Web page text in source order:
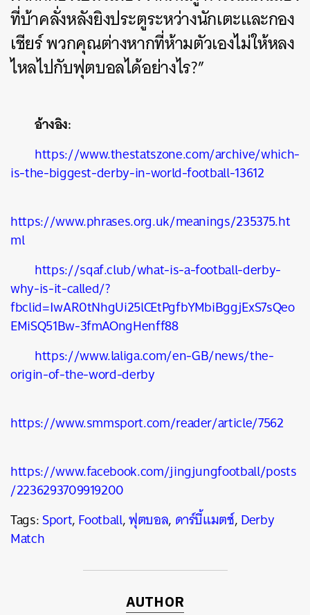
ที่บ้าคลั่งหลังยิงประตูระหว่างนักเตะและกอง
เชียร์พวกคุณต่างหากที่ห้ามตัวเองไม่ให้หลง
ไหลไปกับฟุตบอลได้อย่างไร?”
อ้างอิง:
https://www.thestatszone.com/archive/which-
is-the-biggest-derby-in-world-football-13612
https://www.phrases.org.uk/meanings/235375.ht
ml
https://sqaf.club/what-is-a-football-derby-
why-is-it-called/?
fbclid=IwAR0tNhgUi25lCEtPgfbYMbiBggjExS7sQeo
EMiSQ51Bw-3fmAOngHenff88
https://www.laliga.com/en-GB/news/the-
origin-of-the-word-derby
https://www.smmsport.com/reader/article/7562
https://www.facebook.com/jingjungfootball/posts
/2236293709919200
Tags:Sport,Football,ฟุตบอล, ดาร์บี้แมตช์,Derby
Match
AUTHOR